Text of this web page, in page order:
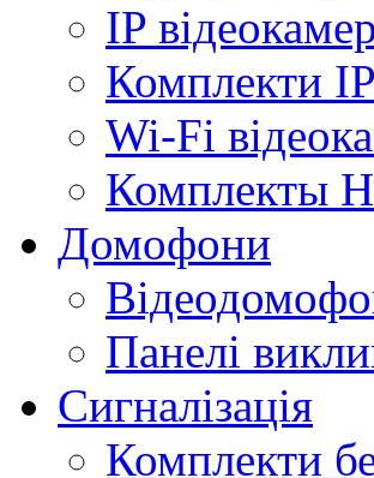
IP
Комплекти
Wi-Fi
Комплекты
Домофони
Панелі
Сигналізація
Комплекти